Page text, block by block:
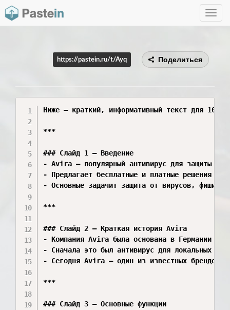
Toggle
https://pastein.ru/t/Ayq Поделиться
Ниже — краткий, информативный текст для
***
### Слайд 1 — Введение
- Avira — популярный антивирус для защиты
- Предлагает бесплатные и платные решения
- Основные задачи: защита от вирусов,
***
### Слайд 2 — Краткая история Avira
- Компания Avira была основана в Германии в
- Сначала это был антивирус для локальных
- Сегодня Avira — один из известных брендов в
***
### Слайд 3 — Основные функции